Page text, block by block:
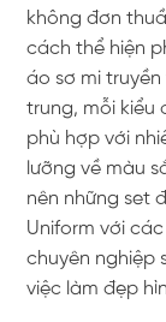
không đơn
cách thể hiện
áo sơ mi
trung, mỗi kiểu
phù hợp với
lưỡng về màu
nên những set
Uniform với
chuyên nghiệp
việc làm đẹp